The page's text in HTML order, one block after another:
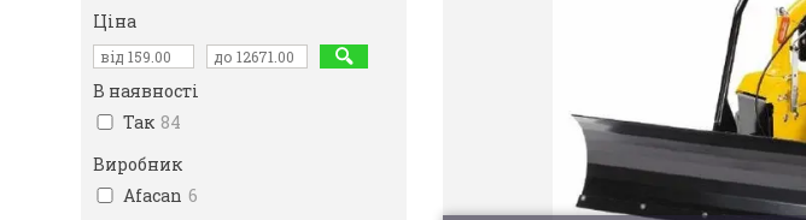
Ціна
В наявності
Так 84
Виробник
Afacan 6